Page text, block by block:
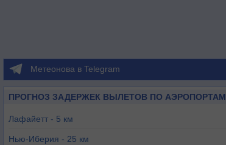
Метеонова в Telegram
ПРОГНОЗ ЗАДЕРЖЕК ВЫЛЕТОВ ПО АЭРОПОРТАМ
Лафайетт - 5 км
Нью-Иберия - 25 км